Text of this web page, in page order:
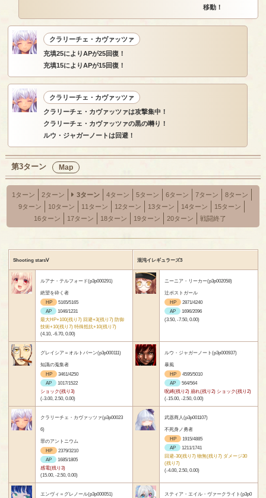
移動！
クラリーチェ・カヴァッツァ
充填25によりAPが25回復！
充填15によりAPが15回復！
クラリーチェ・カヴァッツァ
クラリーチェ・カヴァッツァは攻撃集中！
クラリーチェ・カヴァッツァの黒の囀り！
ルウ・ジャガーノートは回避！
第3ターン Map
1ターン 2ターン 3ターン 4ターン 5ターン 6ターン 7ターン
8ターン
9ターン
10ターン 11ターン 12ターン 13ターン 14ターン
15ターン
16ターン
17ターン 18ターン 19ターン 20ターン 戦闘終了
Shooting starsⅤ 混沌イレギュラーズ3
ルアナ・テルフォード(p3p000291)
絶望を砕く者
HP
5165/5165
AP
1046/1231
最大HP+100(残り7) 回避+3(残り7) 防御
技術+10(残り7) 特殊抵抗+10(残り7)
(4.10, -6.70, 0.00)
ニーニア・リーカー(p3p002058)
辻ポストガール
HP
2871/4240
AP
1696/2096
(3.50, -7.50, 0.00)
グレイシア＝オルトバーン(p3p000111)
知識の蒐集者
HP
3461/4250
AP
1017/1522
ショック(残り3)
(-3.00, 2.50, 0.00)
ルウ・ジャガーノート(p3p000937)
暴風
HP
4595/5010
AP
564/564
呪縛(残り2) 崩れ(残り2) ショック(残り2)
(-15.00, -2.50, 0.00)
クラリーチェ・カヴァッツァ(p3p00023
6)
罪のアントニウム
HP
2379/3210
AP
1685/1805
感電(残り3)
(15.00, -2.50, 0.00)
武器商人(p3p001107)
不死身ノ勇者
HP
1915/4885
AP
1211/1741
回避-30(残り7) 物無(残り7) ダメージ30
(残り7)
(-4.00, 2.50, 0.00)
エンヴィ＝グレノール(p3p000051)
スティア・エイル・ヴァークライト(p3p0